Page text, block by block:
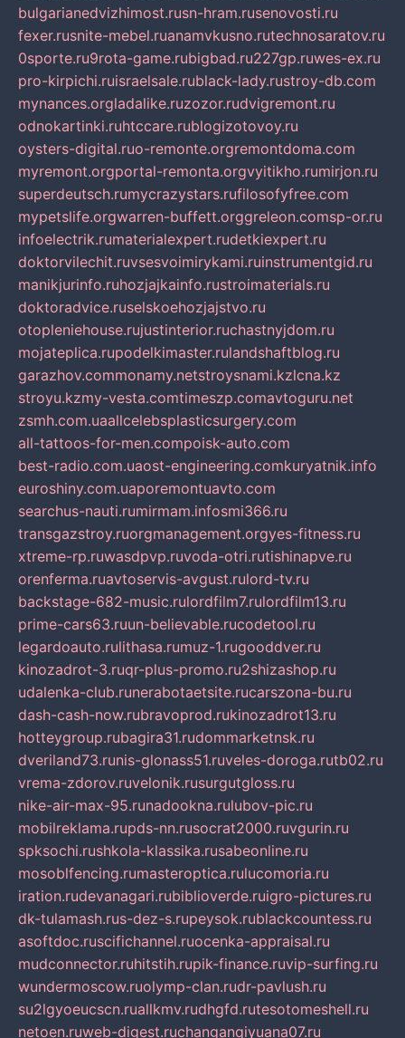
bulgarianedvizhimost.rusn-hram.rusenovosti.ru
fexer.rusnite-mebel.ruanamvkusno.rutechnosaratov.ru
0sporte.ru9rota-game.rubigbad.ru227gp.ruwes-ex.ru
pro-kirpichi.ruisraelsale.rublack-lady.rustroy-db.com
mynances.orgladalike.ruzozor.rudvigremont.ru
odnokartinki.ruhtccare.rublogizotovoy.ru
oysters-digital.ruo-remonte.orgremontdoma.com
myremont.orgportal-remonta.orgvyitikho.rumirjon.ru
superdeutsch.rumycrazystars.rufilosofyfree.com
mypetslife.orgwarren-buffett.orggreleon.comsp-or.ru
infoelectrik.rumaterialexpert.rudetkiexpert.ru
doktorvilechit.ruvsesvoimirykami.ruinstrumentgid.ru
manikjurinfo.ruhozjajkainfo.rustroimaterials.ru
doktoradvice.ruselskoehozjajstvo.ru
otopleniehouse.rujustinterior.ruchastnyjdom.ru
mojateplica.rupodelkimaster.rulandshaftblog.ru
garazhov.commonamy.netstroysnami.kzlcna.kz
stroyu.kzmy-vesta.comtimeszp.comavtoguru.net
zsmh.com.uaallcelebsplasticsurgery.com
all-tattoos-for-men.compoisk-auto.com
best-radio.com.uaost-engineering.comkuryatnik.info
euroshiny.com.uaporemontuavto.com
searchus-nauti.rumirmam.infosmi366.ru
transgazstroy.ruorgmanagement.orgyes-fitness.ru
xtreme-rp.ruwasdpvp.ruvoda-otri.rutishinapve.ru
orenferma.ruavtoservis-avgust.rulord-tv.ru
backstage-682-music.rulordfilm7.rulordfilm13.ru
prime-cars63.ruun-believable.rucodetool.ru
legardoauto.rulithasa.rumuz-1.rugooddver.ru
kinozadrot-3.ruqr-plus-promo.ru2shizashop.ru
udalenka-club.runerabotaetsite.rucarszona-bu.ru
dash-cash-now.rubravoprod.rukinozadrot13.ru
hotteygroup.rubagira31.rudommarketnsk.ru
dveriland73.runis-glonass51.ruveles-doroga.rutb02.ru
vrema-zdorov.ruvelonik.rusurgutgloss.ru
nike-air-max-95.runadookna.rulubov-pic.ru
mobilreklama.rupds-nn.rusocrat2000.ruvgurin.ru
spksochi.rushkola-klassika.rusabeonline.ru
mosoblfencing.rumasteroptica.rulucomoria.ru
iration.rudevanagari.rubiblioverde.ruigro-pictures.ru
dk-tulamash.rus-dez-s.rupeysok.rublackcountess.ru
asoftdoc.ruscifichannel.ruocenka-appraisal.ru
mudconnector.ruhitstih.rupik-finance.ruvip-surfing.ru
wundermoscow.ruolymp-clan.rudr-pavlush.ru
su2lgyoeucscn.ruallkmv.rudhgfd.rutesotomeshell.ru
netoen.ruweb-digest.ruchanganqiyuana07.ru